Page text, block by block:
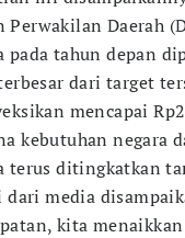
Perwakilan Daerah
pada tahun depan
dari target
mencapai
kebutuhan negara
terus ditingkatkan
media
kita